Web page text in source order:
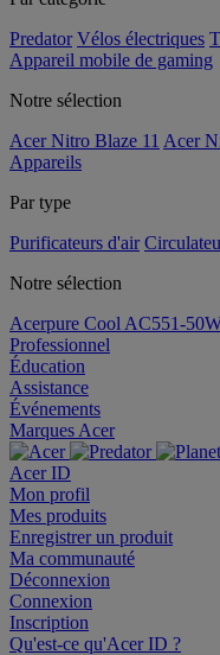
Predator Vélos électriques
Appareil mobile de gaming
Notre sélection
Acer Nitro Blaze 11 Acer
Appareils
Par type
Purificateurs d'air
Notre sélection
Acerpure Cool AC551-
Professionnel
Éducation
Assistance
Événements
Marques Acer
Acer ID
Mon profil
Mes produits
Enregistrer un produit
Ma communauté
Déconnexion
Connexion
Inscription
Qu'est-ce qu'Acer ID ?